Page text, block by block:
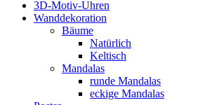
3D-Motiv-Uhren
Wanddekoration
Bäume
Natürlich
Keltisch
Mandalas
runde Mandalas
eckige Mandalas